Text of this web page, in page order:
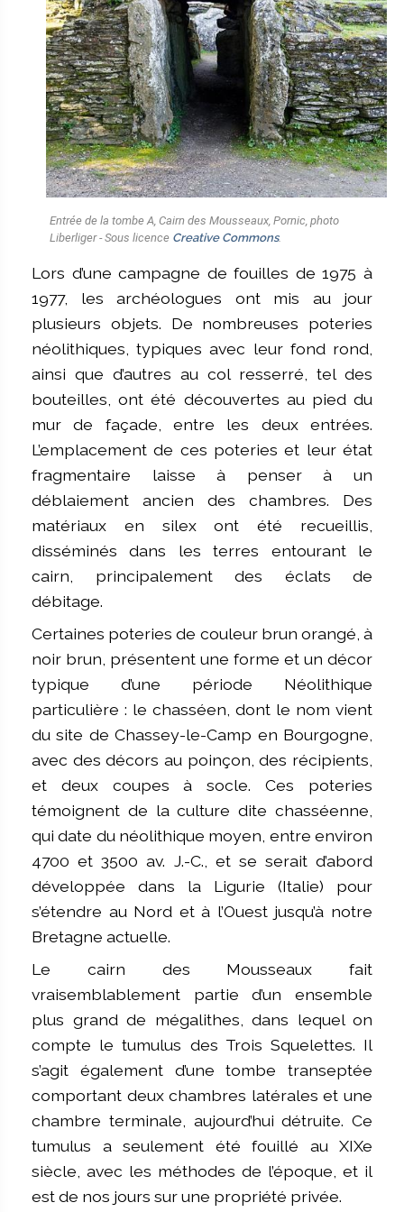
Entrée de la tombe A, Cairn des Mousseaux, Pornic, photo
Liberliger - Sous licence Creative Commons.
Lors d’une campagne de fouilles de 1975 à
1977, les archéologues ont mis au jour
plusieurs objets. De nombreuses poteries
néolithiques, typiques avec leur fond rond,
ainsi que d’autres au col resserré, tel des
bouteilles, ont été découvertes au pied du
mur de façade, entre les deux entrées.
L’emplacement de ces poteries et leur état
fragmentaire laisse à penser à un
déblaiement ancien des chambres. Des
matériaux en silex ont été recueillis,
disséminés dans les terres entourant le
cairn, principalement des éclats de
débitage.
Certaines poteries de couleur brun orangé, à
noir brun, présentent une forme et un décor
typique d’une période Néolithique
particulière : le chasséen, dont le nom vient
du site de Chassey-le-Camp en Bourgogne,
avec des décors au poinçon, des récipients,
et deux coupes à socle. Ces poteries
témoignent de la culture dite chasséenne,
qui date du néolithique moyen, entre environ
4700 et 3500 av. J.-C., et se serait d’abord
développée dans la Ligurie (Italie) pour
s’étendre au Nord et à l’Ouest jusqu’à notre
Bretagne actuelle.
Le cairn des Mousseaux fait
vraisemblablement partie d’un ensemble
plus grand de mégalithes, dans lequel on
compte le tumulus des Trois Squelettes. Il
s’agit également d’une tombe transeptée
comportant deux chambres latérales et une
chambre terminale, aujourd’hui détruite. Ce
tumulus a seulement été fouillé au XIXe
siècle, avec les méthodes de l’époque, et il
est de nos jours sur une propriété privée.